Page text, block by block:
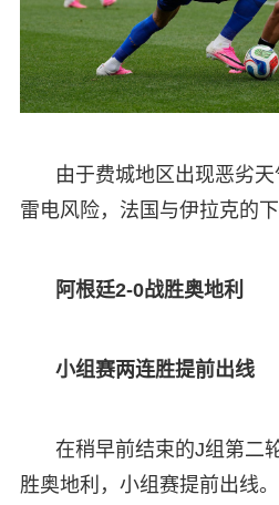
由于费城地区出现恶劣
雷电风险，法国与伊拉克的
阿根廷2-0战胜奥地利
小组赛两连胜提前出线
在稍早前结束的J组第二
胜奥地利，小组赛提前出线。